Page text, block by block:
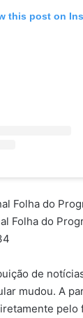
this post on
Folha do
Folha do
de
mudou. A
pelo